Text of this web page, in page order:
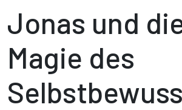
Jonas und
Magie des